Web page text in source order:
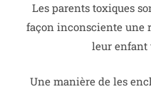
Les parents toxiques
façon inconsciente une
leur enfant
Une manière de les